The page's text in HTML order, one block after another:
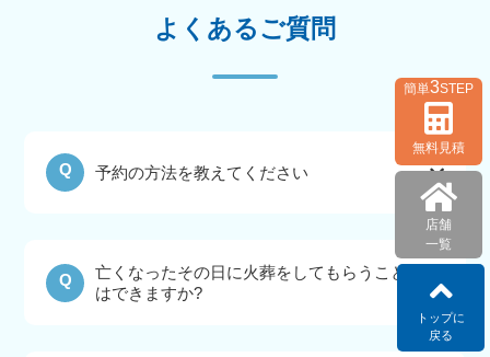
よくあるご質問
Q 予約の方法を教えてください
Q
亡くなったその日に火葬をしてもらうこと
はできますか?
簡単3STEP
無料見積
店舗
一覧
トップに
戻る